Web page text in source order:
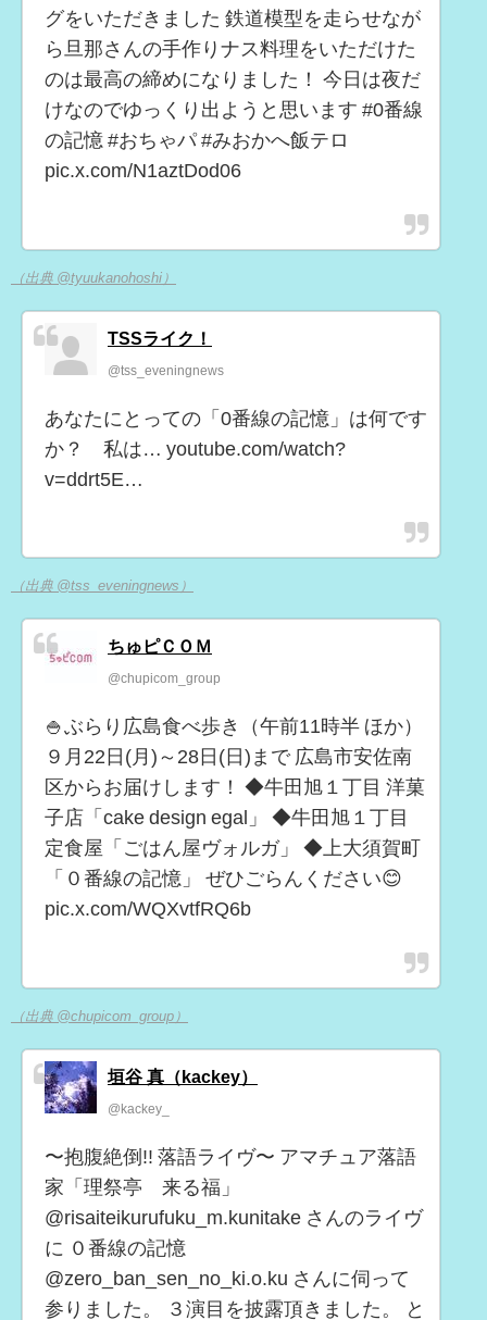
グをいただきました 鉄道模型を走らせなが
ら旦那さんの手作りナス料理をいただけた
のは最高の締めになりました！ 今日は夜だ
けなのでゆっくり出ようと思います #0番線
の記憶 #おちゃパ #みおかへ飯テロ
pic.x.com/N1aztDod06
（出典 @tyuukanohoshi）
TSSライク！
@tss_eveningnews
あなたにとっての「0番線の記憶」は何です
か？ 私は… youtube.com/watch?
v=ddrt5E…
（出典 @tss_eveningnews）
ちゅピＣＯＭ
@chupicom_group
🍚ぶらり広島食べ歩き（午前11時半 ほか）
９月22日(月)～28日(日)まで 広島市安佐南
区からお届けします！ ◆牛田旭１丁目 洋菓
子店「cake design egal」 ◆牛田旭１丁目
定食屋「ごはん屋ヴォルガ」 ◆上大須賀町
「０番線の記憶」 ぜひごらんください😊
pic.x.com/WQXvtfRQ6b
（出典 @chupicom_group）
垣谷 真（kackey）
@kackey_
〜抱腹絶倒!! 落語ライヴ〜 アマチュア落語
家「理祭亭 来る福」
@risaiteikurufuku_m.kunitake さんのライヴ
に ０番線の記憶
@zero_ban_sen_no_ki.o.ku さんに伺って
参りました。 ３演目を披露頂きました。 と